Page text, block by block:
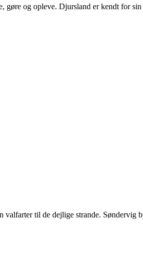
gøre og opleve. Djursland er kendt for
valfarter til de dejlige strande. Søndervig